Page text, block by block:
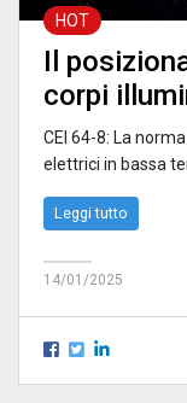
HOT
Il
corpi
CEI 64-8: La
elettrici in bassa
Leggi tutto
14/01/2025